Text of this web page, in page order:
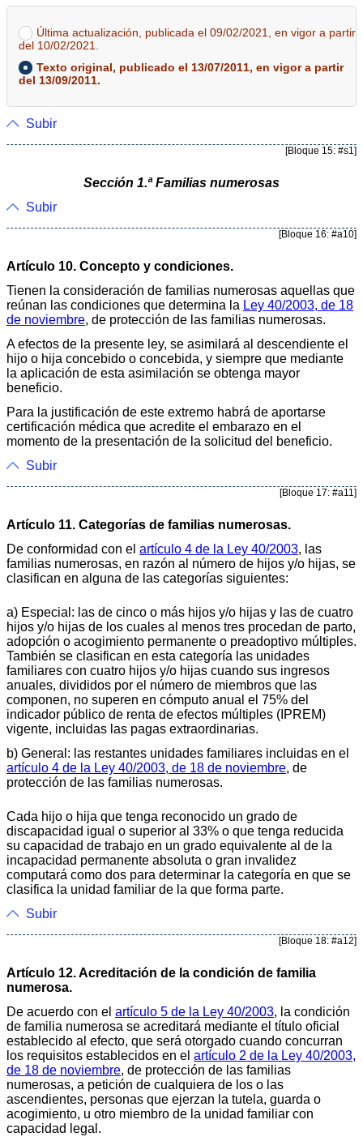
Última actualización, publicada el 09/02/2021, en vigor a partir
del 10/02/2021.
Texto original, publicado el 13/07/2011, en vigor a partir
del 13/09/2011.
Subir
[Bloque 15: #s1]
Sección 1.ª Familias numerosas
Subir
[Bloque 16: #a10]
Artículo 10. Concepto y condiciones.
Tienen la consideración de familias numerosas aquellas que
reúnan las condiciones que determina la Ley 40/2003, de 18
de noviembre, de protección de las familias numerosas.
A efectos de la presente ley, se asimilará al descendiente el
hijo o hija concebido o concebida, y siempre que mediante
la aplicación de esta asimilación se obtenga mayor
beneficio.
Para la justificación de este extremo habrá de aportarse
certificación médica que acredite el embarazo en el
momento de la presentación de la solicitud del beneficio.
Subir
[Bloque 17: #a11]
Artículo 11. Categorías de familias numerosas.
De conformidad con el artículo 4 de la Ley 40/2003, las
familias numerosas, en razón al número de hijos y/o hijas, se
clasifican en alguna de las categorías siguientes:
a) Especial: las de cinco o más hijos y/o hijas y las de cuatro
hijos y/o hijas de los cuales al menos tres procedan de parto,
adopción o acogimiento permanente o preadoptivo múltiples.
También se clasifican en esta categoría las unidades
familiares con cuatro hijos y/o hijas cuando sus ingresos
anuales, divididos por el número de miembros que las
componen, no superen en cómputo anual el 75% del
indicador público de renta de efectos múltiples (IPREM)
vigente, incluidas las pagas extraordinarias.
b) General: las restantes unidades familiares incluidas en el
artículo 4 de la Ley 40/2003, de 18 de noviembre, de
protección de las familias numerosas.
Cada hijo o hija que tenga reconocido un grado de
discapacidad igual o superior al 33% o que tenga reducida
su capacidad de trabajo en un grado equivalente al de la
incapacidad permanente absoluta o gran invalidez
computará como dos para determinar la categoría en que se
clasifica la unidad familiar de la que forma parte.
Subir
[Bloque 18: #a12]
Artículo 12. Acreditación de la condición de familia
numerosa.
De acuerdo con el artículo 5 de la Ley 40/2003, la condición
de familia numerosa se acreditará mediante el título oficial
establecido al efecto, que será otorgado cuando concurran
los requisitos establecidos en el artículo 2 de la Ley 40/2003,
de 18 de noviembre, de protección de las familias
numerosas, a petición de cualquiera de los o las
ascendientes, personas que ejerzan la tutela, guarda o
acogimiento, u otro miembro de la unidad familiar con
capacidad legal.